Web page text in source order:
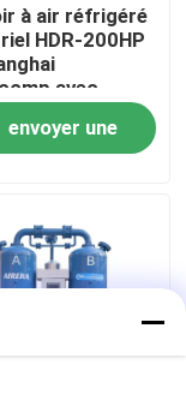
à air réfrigéré
HDR-200HP
avec
de séchage
envoyer une